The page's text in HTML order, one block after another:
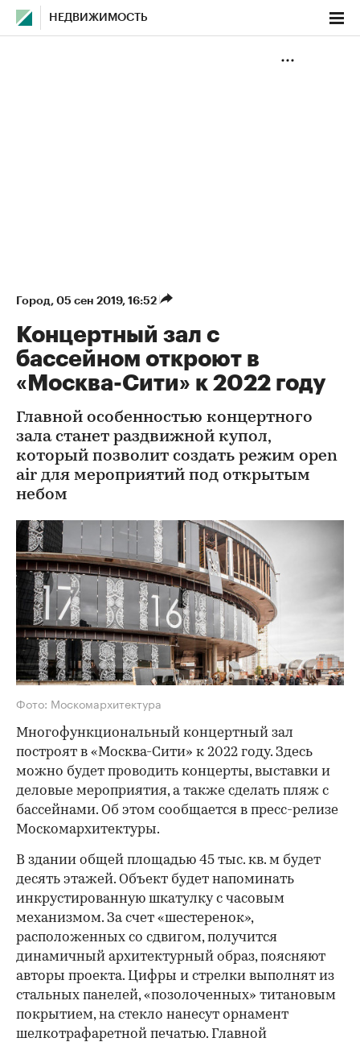
НЕДВИЖИМОСТЬ
Город⁠, 05 сен 2019, 16:52
Концертный зал с
бассейном откроют в
«Москва-Сити» к 2022 году
Главной особенностью концертного
зала станет раздвижной купол,
который позволит создать режим open
air для мероприятий под открытым
небом
Фото: Москомархитектура
Многофункциональный концертный зал
построят в «Москва-Сити» к 2022 году. Здесь
можно будет проводить концерты, выставки и
деловые мероприятия, а также сделать пляж с
бассейнами. Об этом сообщается в пресс-релизе
Москомархитектуры.
В здании общей площадью 45 тыс. кв. м будет
десять этажей. Объект будет напоминать
инкрустированную шкатулку с часовым
механизмом. За счет «шестеренок»,
расположенных со сдвигом, получится
динамичный архитектурный образ, поясняют
авторы проекта. Цифры и стрелки выполнят из
стальных панелей, «позолоченных» титановым
покрытием, на стекло нанесут орнамент
шелкотрафаретной печатью. Главной